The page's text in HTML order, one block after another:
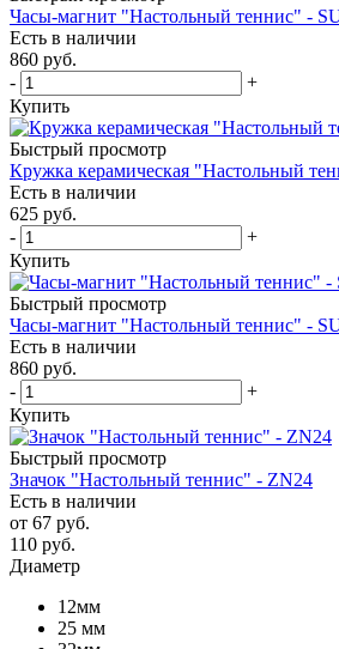
Часы-магнит "Настольный теннис" -
Есть в наличии
860 руб.
-
+
Купить
Быстрый просмотр
Кружка керамическая "Настольный
Есть в наличии
625 руб.
-
+
Купить
Быстрый просмотр
Часы-магнит "Настольный теннис" -
Есть в наличии
860 руб.
-
+
Купить
Быстрый просмотр
Значок "Настольный теннис" - ZN24
Есть в наличии
от 67 руб.
110 руб.
Диаметр
12мм
25 мм